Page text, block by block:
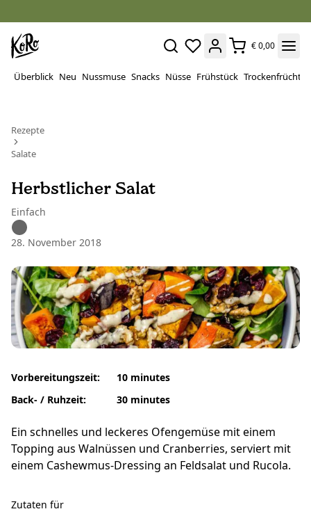
€ 0,00
Überblick Neu Nussmuse Snacks Nüsse Frühstück Trockenfrüchte
Rezepte
Salate
Herbstlicher Salat
Einfach
28. November 2018
Vorbereitungszeit:
Back- / Ruhzeit:
10 minutes
30 minutes
Ein schnelles und leckeres Ofengemüse mit einem
Topping aus Walnüssen und Cranberries, serviert mit
einem Cashewmus-Dressing an Feldsalat und Rucola.
Zutaten für